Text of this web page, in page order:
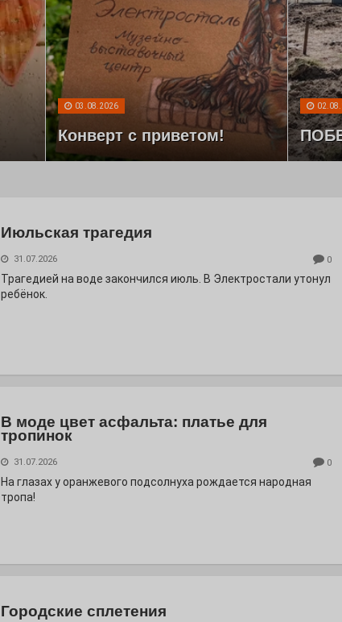
03.08.2026
Конверт с приветом!
Июльская трагедия
31.07.2026 0
Трагедией на воде закончился июль. В Электростали утонул
ребёнок.
В моде цвет асфальта: платье для
тропинок
31.07.2026 0
На глазах у оранжевого подсолнуха рождается народная
тропа!
Городские сплетения